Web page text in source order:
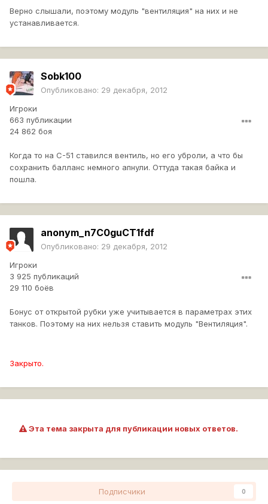
Верно слышали, поэтому модуль "вентиляция" на них и не
устанавливается.
Sobk100
Опубликовано: 29 декабря, 2012
Игроки
663 публикации
24 862 боя
Когда то на С-51 ставился вентиль, но его уброли, а что бы
сохранить балланс немного апнули. Оттуда такая байка и
пошла.
anonym_n7C0guCT1fdf
Опубликовано: 29 декабря, 2012
Игроки
3 925 публикаций
29 110 боёв
Бонус от открытой рубки уже учитывается в параметрах этих
танков. Поэтому на них нельзя ставить модуль "Вентиляция".
Закрыто.
Эта тема закрыта для публикации новых ответов.
Подписчики 0